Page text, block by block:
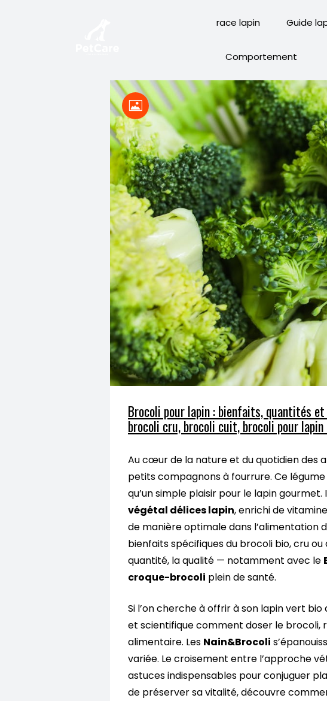
race lapin Guide
Comportement
Brocoli pour lapin : bienfaits, quantités
brocoli cru, brocoli cuit, brocoli pour lapin
Au cœur de la nature et du quotidien des
petits compagnons à fourrure. Ce
qu’un simple plaisir pour le lapin
végétal délices lapin, enrichi de
de manière optimale dans l’alimentation
bienfaits spécifiques du brocoli bio, cru
quantité, la qualité — notamment avec le
croque-brocoli plein de santé.
Si l’on cherche à offrir à son lapin vert
et scientifique comment doser le brocoli,
alimentaire. Les Nain&Brocoli
variée. Le croisement entre l’approche
astuces indispensables pour conjuguer
de préserver sa vitalité, découvre